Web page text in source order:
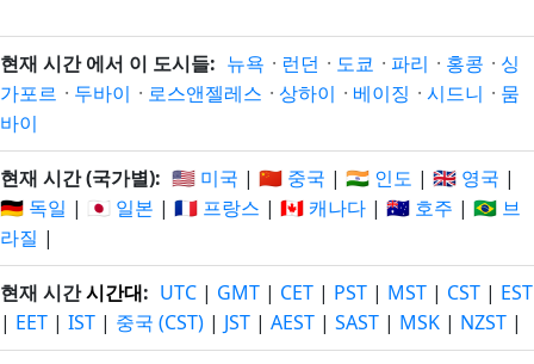
현재 시간 에서 이 도시들: 뉴욕 · 런던 · 도쿄 · 파리 · 홍콩 · 싱
가포르 · 두바이 · 로스앤젤레스 · 상하이 · 베이징 · 시드니 · 뭄
바이
현재 시간 (국가별): 🇺🇸 미국 | 🇨🇳 중국 | 🇮🇳 인도 | 🇬🇧 영국 |
🇩🇪 독일 | 🇯🇵 일본 | 🇫🇷 프랑스 | 🇨🇦 캐나다 | 🇦🇺 호주 | 🇧🇷 브
라질 |
현재 시간시간대: UTC | GMT | CET | PST | MST | CST | EST
| EET | IST | 중국 (CST) | JST | AEST | SAST | MSK | NZST |